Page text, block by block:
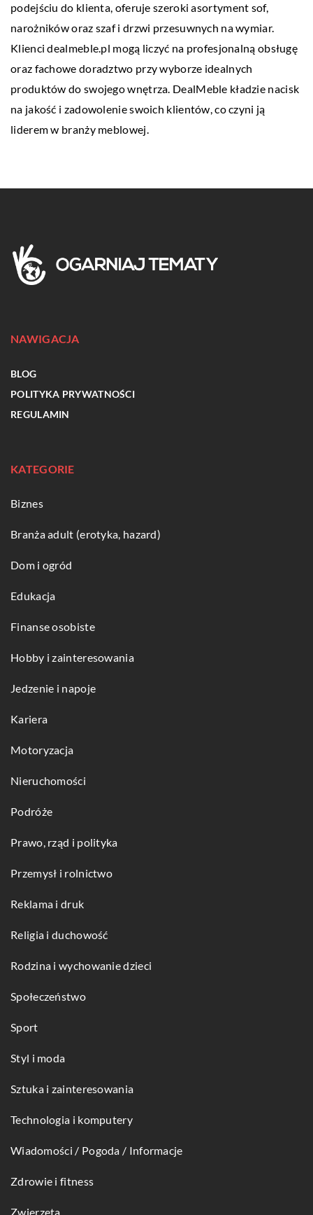
podejściu do klienta, oferuje szeroki asortyment sof,
narożników oraz szaf i drzwi przesuwnych na wymiar.
Klienci dealmeble.pl mogą liczyć na profesjonalną obsługę
oraz fachowe doradztwo przy wyborze idealnych
produktów do swojego wnętrza. DealMeble kładzie nacisk
na jakość i zadowolenie swoich klientów, co czyni ją
liderem w branży meblowej.
NAWIGACJA
BLOG
POLITYKA PRYWATNOŚCI
REGULAMIN
KATEGORIE
Biznes
Branża adult (erotyka, hazard)
Dom i ogród
Edukacja
Finanse osobiste
Hobby i zainteresowania
Jedzenie i napoje
Kariera
Motoryzacja
Nieruchomości
Podróże
Prawo, rząd i polityka
Przemysł i rolnictwo
Reklama i druk
Religia i duchowość
Rodzina i wychowanie dzieci
Społeczeństwo
Sport
Styl i moda
Sztuka i zainteresowania
Technologia i komputery
Wiadomości / Pogoda / Informacje
Zdrowie i fitness
Zwierzęta